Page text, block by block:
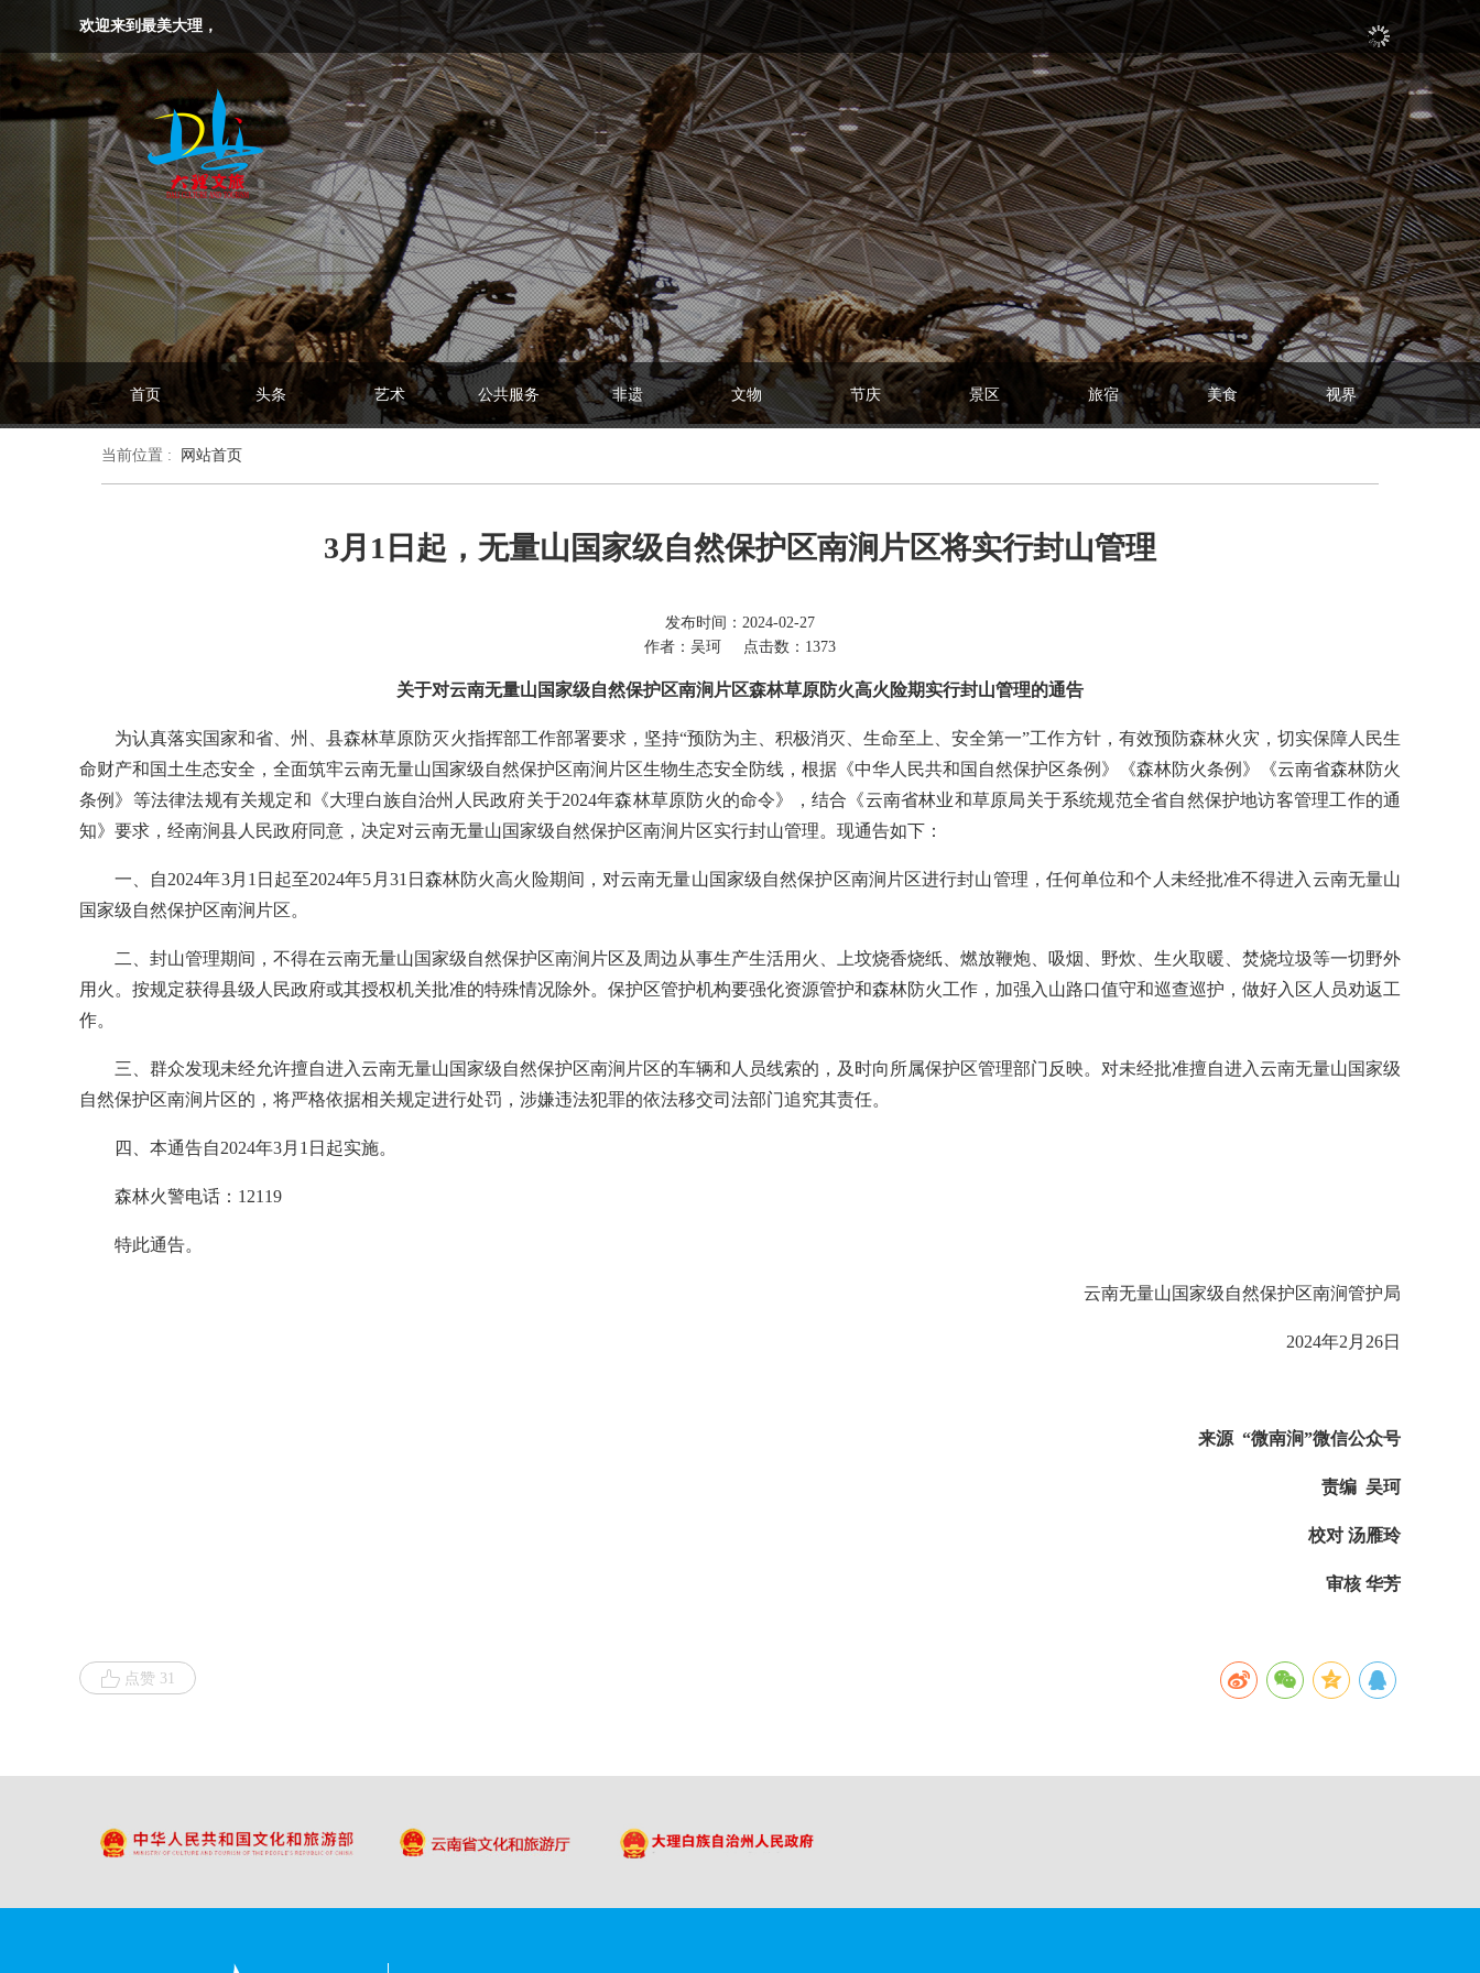
欢迎来到最美大理，
首页 头条 艺术 公共服务 非遗 文物 节庆 景区 旅宿 美食 视界
当前位置 : 网站首页
3月1日起，无量山国家级自然保护区南涧片区将实行封山管理
发布时间：2024-02-27
作者：吴珂
点击数：1373
关于对云南无量山国家级自然保护区南涧片区森林草原防火高火险期实行封山管理的通告
为认真落实国家和省、州、县森林草原防灭火指挥部工作部署要求，坚持“预防为主、积极消灭、生命至上、安全第一”工作方针，有效预防森林火灾，切实保障人民生
命财产和国土生态安全，全面筑牢云南无量山国家级自然保护区南涧片区生物生态安全防线，根据《中华人民共和国自然保护区条例》《森林防火条例》《云南省森林防火
条例》等法律法规有关规定和《大理白族自治州人民政府关于2024年森林草原防火的命令》，结合《云南省林业和草原局关于系统规范全省自然保护地访客管理工作的通
知》要求，经南涧县人民政府同意，决定对云南无量山国家级自然保护区南涧片区实行封山管理。现通告如下：
一、自2024年3月1日起至2024年5月31日森林防火高火险期间，对云南无量山国家级自然保护区南涧片区进行封山管理，任何单位和个人未经批准不得进入云南无量山
国家级自然保护区南涧片区。
二、封山管理期间，不得在云南无量山国家级自然保护区南涧片区及周边从事生产生活用火、上坟烧香烧纸、燃放鞭炮、吸烟、野炊、生火取暖、焚烧垃圾等一切野外
用火。按规定获得县级人民政府或其授权机关批准的特殊情况除外。保护区管护机构要强化资源管护和森林防火工作，加强入山路口值守和巡查巡护，做好入区人员劝返工
作。
三、群众发现未经允许擅自进入云南无量山国家级自然保护区南涧片区的车辆和人员线索的，及时向所属保护区管理部门反映。对未经批准擅自进入云南无量山国家级
自然保护区南涧片区的，将严格依据相关规定进行处罚，涉嫌违法犯罪的依法移交司法部门追究其责任。
四、本通告自2024年3月1日起实施。
森林火警电话：12119
特此通告。
云南无量山国家级自然保护区南涧管护局
2024年2月26日
来源 “微南涧”微信公众号
责编 吴珂
校对 汤雁玲
审核 华芳
点赞 31